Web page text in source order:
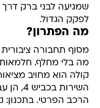
שמגיעה לבני ברק
לפקק הגדול.
מה הפתרון?
מסוף תחבורה
מה בלי מחלף.
קולה הוא מחויב
השירות
הרכב הפרטי.